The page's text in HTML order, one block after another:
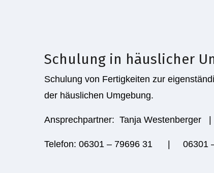
Schulung in häuslicher
Schulung von Fertigkeiten zur
der häuslichen Umgebung.
Ansprechpartner: Tanja Westenberger
Telefon: 06301 – 79696 31 | 06301 –